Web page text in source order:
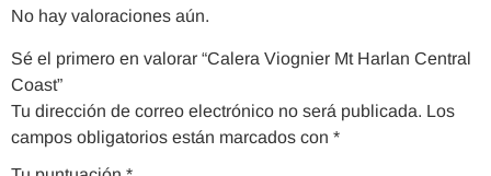
No hay valoraciones aún.
Sé el primero en valorar “Calera Viognier Mt Harlan Central
Coast”
Tu dirección de correo electrónico no será publicada. Los
campos obligatorios están marcados con *